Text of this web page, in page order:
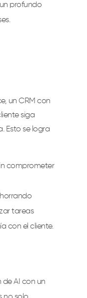
profundo
un CRM con
siga
Esto se logra
comprometer
tareas
con el cliente.
de AI con un